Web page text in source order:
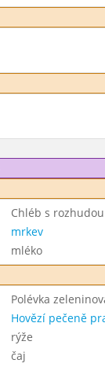
Chléb s rozhudou
mrkev
mléko
Polévka
Hovězí pečeně
rýže
čaj